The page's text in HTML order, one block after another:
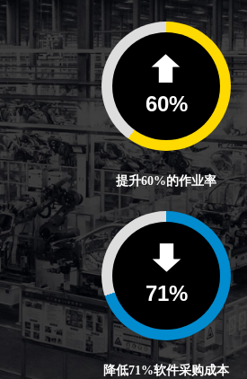
60%
提升60%的作业率
71%
降低71%软件采购成本